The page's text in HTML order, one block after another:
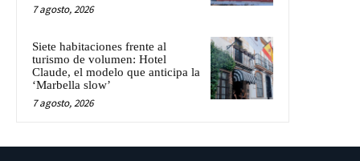
7 agosto, 2026
Siete habitaciones frente al
turismo de volumen: Hotel
Claude, el modelo que anticipa la
‘Marbella slow’
7 agosto, 2026